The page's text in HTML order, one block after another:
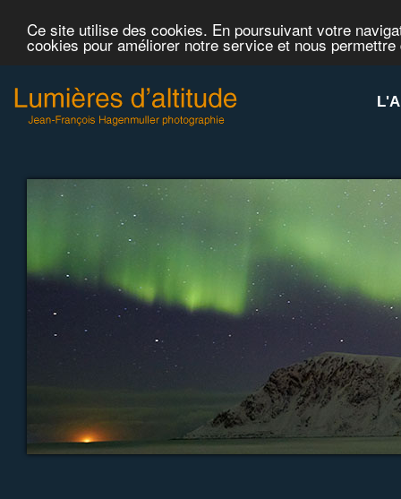
Ce site utilise des cookies. En poursuivant votre
cookies pour améliorer notre service et nous